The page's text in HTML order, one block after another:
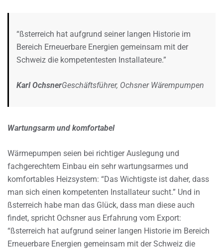
“ßsterreich hat aufgrund seiner langen Historie im
Bereich Erneuerbare Energien gemeinsam mit der
Schweiz die kompetentesten Installateure.”
Karl OchsnerGeschäftsführer, Ochsner Wärempumpen
Wartungsarm und komfortabel
Wärmepumpen seien bei richtiger Auslegung und
fachgerechtem Einbau ein sehr wartungsarmes und
komfortables Heizsystem: “Das Wichtigste ist daher, dass
man sich einen kompetenten Installateur sucht.” Und in
ßsterreich habe man das Glück, dass man diese auch
findet, spricht Ochsner aus Erfahrung vom Export:
“ßsterreich hat aufgrund seiner langen Historie im Bereich
Erneuerbare Energien gemeinsam mit der Schweiz die